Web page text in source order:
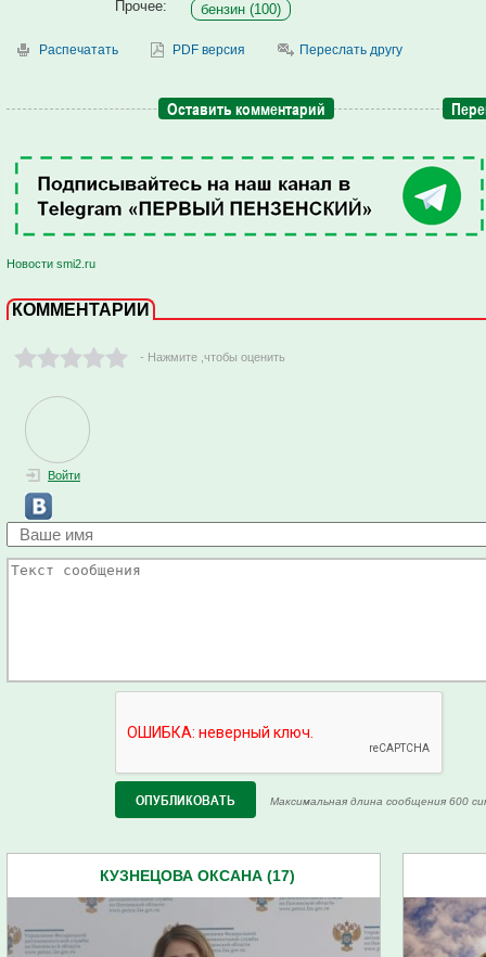
Прочее:
бензин (100)
Распечатать PDF версия Переслать другу
Оставить комментарий
Новости smi2.ru
КОММЕНТАРИИ
- Нажмите ,чтобы оценить
Войти
Максимальная длина сообщения 600
КУЗНЕЦОВА ОКСАНА (17)